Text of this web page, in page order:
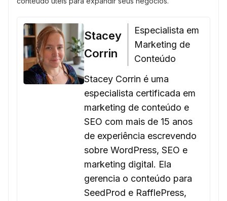
Stacey
Corrin
Especialista em
Marketing de
Conteúdo
Stacey Corrin é uma
especialista certificada em
marketing de conteúdo e
SEO com mais de 15 anos
de experiência escrevendo
sobre WordPress, SEO e
marketing digital. Ela
gerencia o conteúdo para
SeedProd e RafflePress,